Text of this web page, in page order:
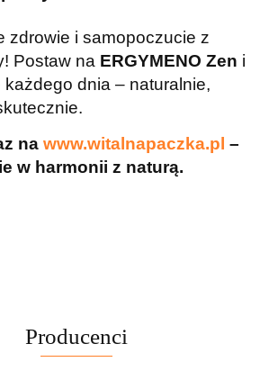
zdrowie i samopoczucie z
Postaw na ERGYMENO Zen i
dnia – naturalnie,
na www.witalnapaczka.pl –
w harmonii z naturą.
Producenci